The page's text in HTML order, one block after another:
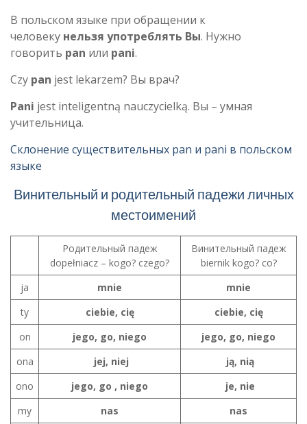
В польском языке при обращении к
человеку нельзя употреблять Вы. Нужно
говорить pan или pani.
Czy pan jest lekarzem? Вы врач?
Pani jest inteligentną nauczycielką. Вы – умная
учительница.
Склонение существительных pan и pani в польском
языке
Винительный и родительный падежи личных
местоимений
Родительный падеж
dopełniacz – kogo? czego?
Винительный падеж
biernik kogo? co?
ja
mnie
mnie
ty
ciebie, cię
ciebie, cię
on
jego, go, niego
jego, go, niego
ona
jej, niej
ją, nią
ono
jego, go , niego
je, nie
my
nas
nas